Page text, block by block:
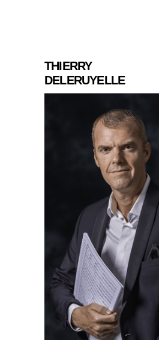
THIERRY
DELERUYELLE